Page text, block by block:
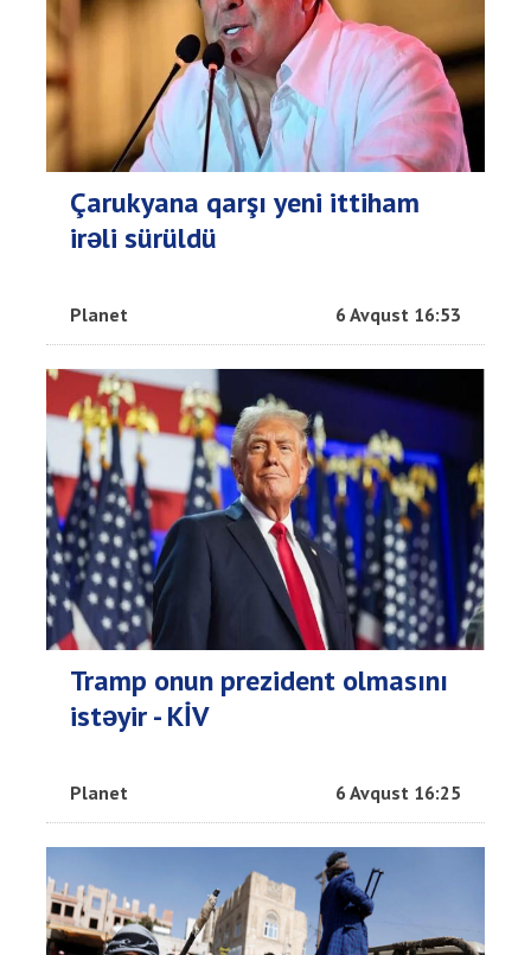
Çarukyana qarşı yeni ittiham
irəli sürüldü
Planet 6 Avqust 16:53
Tramp onun prezident olmasını
istəyir - KİV
Planet 6 Avqust 16:25